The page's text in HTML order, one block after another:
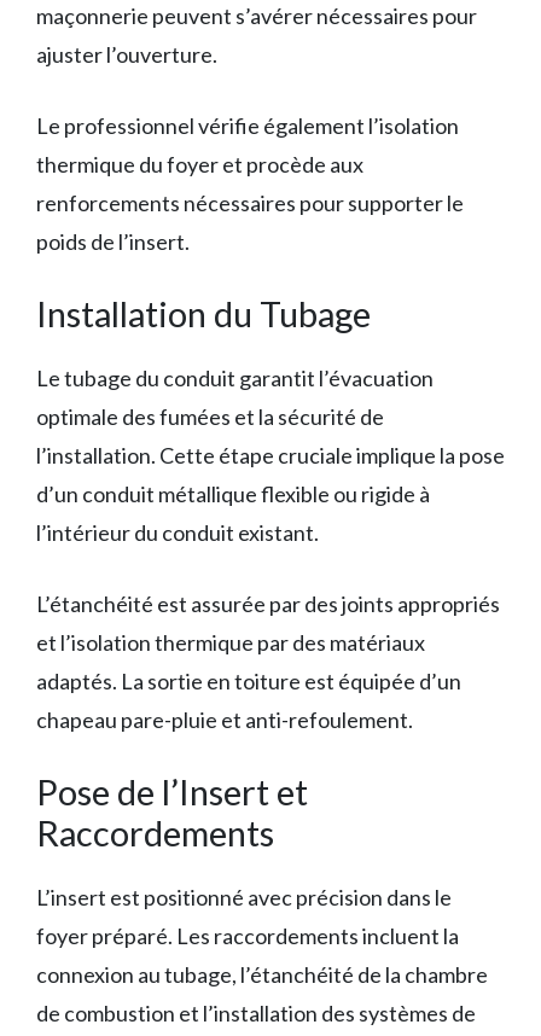
maçonnerie peuvent s’avérer nécessaires pour
ajuster l’ouverture.
Le professionnel vérifie également l’isolation
thermique du foyer et procède aux
renforcements nécessaires pour supporter le
poids de l’insert.
Installation du Tubage
Le tubage du conduit garantit l’évacuation
optimale des fumées et la sécurité de
l’installation. Cette étape cruciale implique la pose
d’un conduit métallique flexible ou rigide à
l’intérieur du conduit existant.
L’étanchéité est assurée par des joints appropriés
et l’isolation thermique par des matériaux
adaptés. La sortie en toiture est équipée d’un
chapeau pare-pluie et anti-refoulement.
Pose de l’Insert et
Raccordements
L’insert est positionné avec précision dans le
foyer préparé. Les raccordements incluent la
connexion au tubage, l’étanchéité de la chambre
de combustion et l’installation des systèmes de